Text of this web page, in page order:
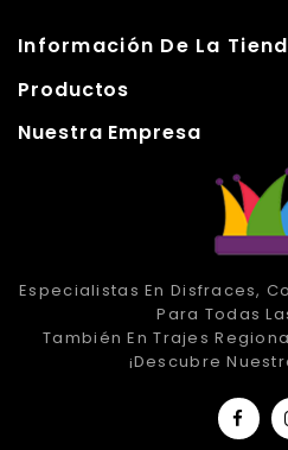
Información De La
Productos
Nuestra Empresa
Especialistas En Disfraces,
Para Todas
También En Trajes
¡Descubre